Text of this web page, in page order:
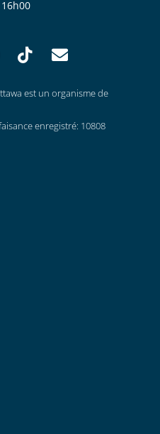
est un organisme de
enregistré: 10808